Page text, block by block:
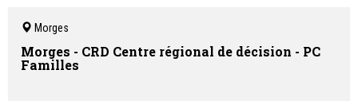
Morges
Morges - CRD Centre régional de décision - PC
Familles